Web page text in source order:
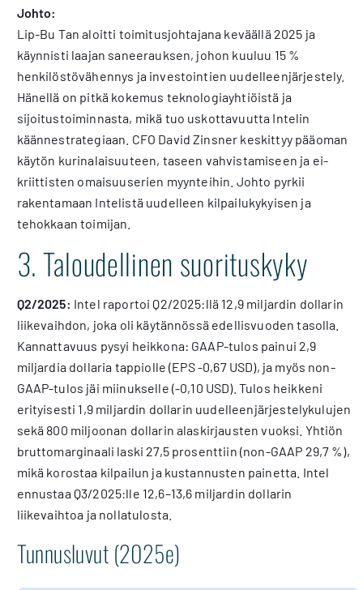
Johto:
Lip-Bu Tan aloitti toimitusjohtajana keväällä 2025 ja
käynnisti laajan saneerauksen, johon kuuluu 15 %
henkilöstövähennys ja investointien uudelleenjärjestely.
Hänellä on pitkä kokemus teknologiayhtiöistä ja
sijoitustoiminnasta, mikä tuo uskottavuutta Intelin
käännestrategiaan. CFO David Zinsner keskittyy pääoman
käytön kurinalaisuuteen, taseen vahvistamiseen ja ei-
kriittisten omaisuuserien myynteihin. Johto pyrkii
rakentamaan Intelistä uudelleen kilpailukykyisen ja
tehokkaan toimijan.
3. Taloudellinen suorituskyky
Q2/2025: Intel raportoi Q2/2025:llä 12,9 miljardin dollarin
liikevaihdon, joka oli käytännössä edellisvuoden tasolla.
Kannattavuus pysyi heikkona: GAAP-tulos painui 2,9
miljardia dollaria tappiolle (EPS -0,67 USD), ja myös non-
GAAP-tulos jäi miinukselle (-0,10 USD). Tulos heikkeni
erityisesti 1,9 miljardin dollarin uudelleenjärjestelykulujen
sekä 800 miljoonan dollarin alaskirjausten vuoksi. Yhtiön
bruttomarginaali laski 27,5 prosenttiin (non-GAAP 29,7 %),
mikä korostaa kilpailun ja kustannusten painetta. Intel
ennustaa Q3/2025:lle 12,6–13,6 miljardin dollarin
liikevaihtoa ja nollatulosta.
Tunnusluvut (2025e)